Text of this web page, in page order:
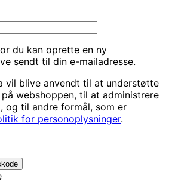
du kan oprette en ny
sendt til din e-mailadresse.
vil blive anvendt til at understøtte
webshoppen, til at administrere
og til andre formål, som er
for personoplysninger.